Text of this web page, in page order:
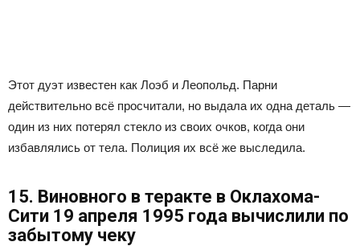
Этот дуэт известен как Лоэб и Леопольд. Парни
действительно всё просчитали, но выдала их одна деталь —
один из них потерял стекло из своих очков, когда они
избавлялись от тела. Полиция их всё же выследила.
15. Виновного в теракте в Оклахома-
Сити 19 апреля 1995 года вычислили по
забытому чеку